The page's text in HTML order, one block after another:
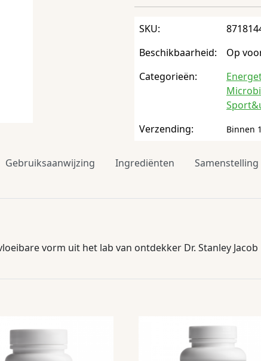
SKU:
Beschikbaarheid:
Op
Categorieën:
Verzending:
Binnen
Gebruiksaanwijzing Ingrediënten
vorm uit het lab van ontdekker Dr. Stanley Jacob